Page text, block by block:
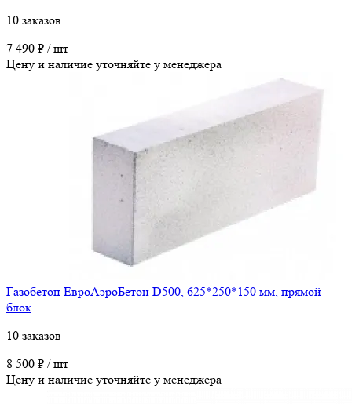
10 заказов
7 490 ₽ / шт
Цену и наличие уточняйте у менеджера
Газобетон ЕвроАэроБетон D500, 625*250*150 мм, прямой
блок
10 заказов
8 500 ₽ / шт
Цену и наличие уточняйте у менеджера